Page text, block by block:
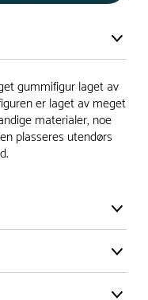
på bestilling.
8+ uker.
‘Rask Levering’.
bestillingsvarer,
på bestilling slik at du
gummifigur laget av
er laget av meget
materialer, noe
plasseres utendørs